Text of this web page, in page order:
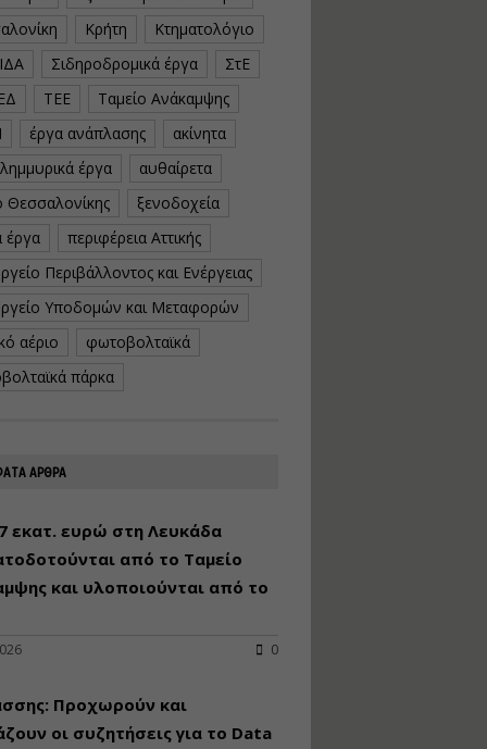
Κρήτη
Κτηματολόγιο
Σιδηροδρομικά έργα
ΣτΕ
ΤΕΕ
Ταμείο Ανάκαμψης
έργα ανάπλασης
ακίνητα
έργα
αυθαίρετα
Θεσσαλονίκης
ξενοδοχεία
έργα
περιφέρεια Αττικής
Περιβάλλοντος και Ενέργειας
Υποδομών και Μεταφορών
αέριο
φωτοβολταϊκά
πάρκα
ΑΡΘΡΑ
εκατ. ευρώ στη Λευκάδα
από το Ταμείο
και υλοποιούνται από το
0
Προχωρούν και
οι συζητήσεις για το Data
Εισηγητής:
Τιμή από: €275.00
τουριστικών μονάδων
Νικόλαος Σαρούκος
Διάρκεια: 8 ώρες